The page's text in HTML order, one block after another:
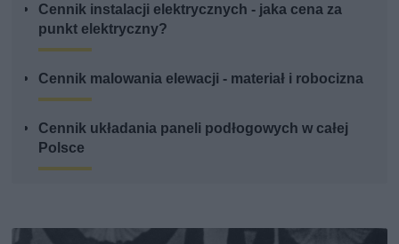
Cennik instalacji elektrycznych - jaka cena za
punkt elektryczny?
Cennik malowania elewacji - materiał i robocizna
Cennik układania paneli podłogowych w całej
Polsce